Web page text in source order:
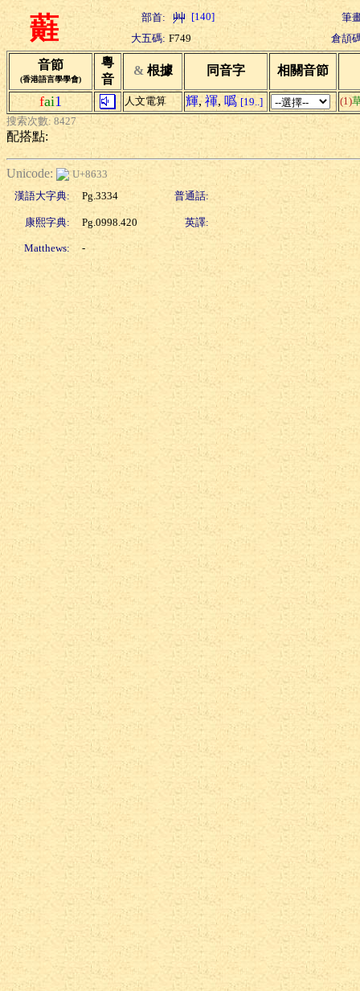
蘳 部首: [140]
筆
大五碼: F749 倉頡
音節
(香港語言學學會)
粵
音
& 根據 同音字 相關音節
fai1 人文電算 輝, 禈, 噅 [19..] (1)
搜索次數: 8427
配搭點:
Unicode:
U+8633
漢語大字典:
Pg.3334 普通話:
康熙字典: Pg.0998.420 英譯:
Matthews: -